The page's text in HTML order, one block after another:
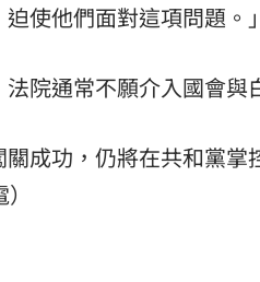
使他們面對這項問題。」
院通常不願介入國會與
成功，仍將在共和黨